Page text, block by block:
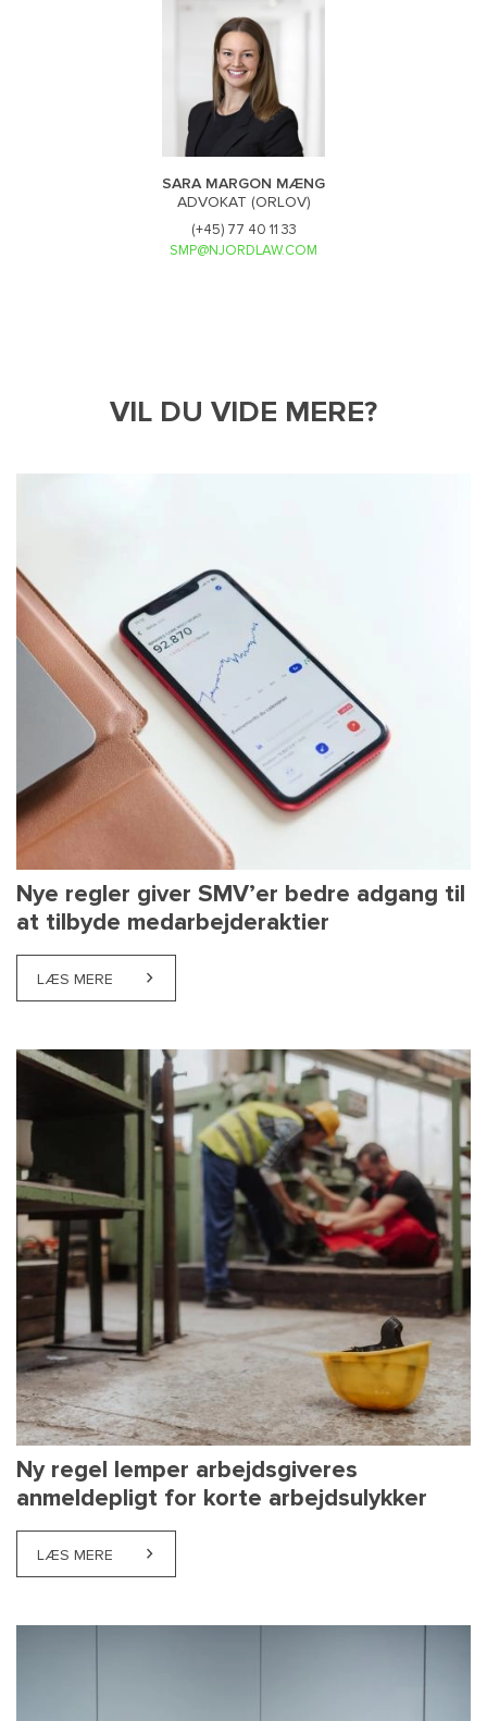
SARA MARGON MÆNG
ADVOKAT (ORLOV)
(+45) 77 40 11 33
SMP@NJORDLAW.COM
VIL DU VIDE MERE?
Nye regler giver SMV’er bedre adgang til
at tilbyde medarbejderaktier
LÆS MERE ABOUT NYE REGLER GIVER SMV’ER BEDRE
Ny regel lemper arbejdsgiveres
anmeldepligt for korte arbejdsulykker
LÆS MERE ABOUT NY REGEL LEMPER ARBEJDSGIVERES